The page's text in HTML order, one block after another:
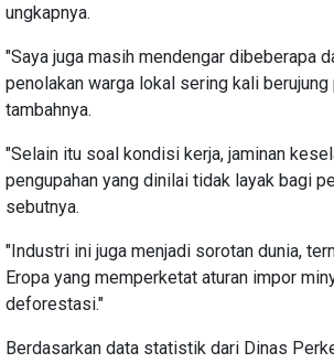
ungkapnya.
"Saya juga masih mendengar dibeberapa
penolakan warga lokal sering kali
tambahnya.
"Selain itu soal kondisi kerja, jaminan
pengupahan yang dinilai tidak layak bagi
sebutnya.
"Industri ini juga menjadi sorotan dunia,
Eropa yang memperketat aturan impor
deforestasi."
Berdasarkan data statistik dari Dinas